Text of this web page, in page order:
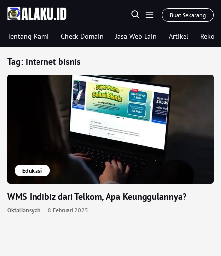
Buat Sekarang
Tentang Kami Check Domain Jasa Web Lain Artikel
Tag: internet bisnis
Edukasi
WMS Indibiz dari Telkom, Apa Keunggulannya?
Oktaliansyah 8 Februari 2025